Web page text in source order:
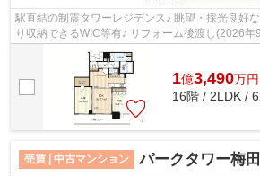
駅直結の制震タワーレジデンス♪ 眺望・採光良好
り収納できるWIC等有♪ リフォーム後渡し(2026
覧希望随時受付中！お気軽にご連絡くだ...
1億3,490万円
16階 / 2LDK /
売買 | 中古マンション パークタワー梅田